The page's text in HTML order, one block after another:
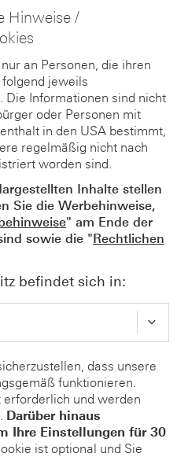
Hinweise /
an Personen, die ihren
jeweils
Die Informationen sind nicht
oder Personen mit
in den USA bestimmt,
regelmäßig nicht nach
worden sind.
Inhalte stellen
Sie die Werbehinweise,
" am Ende der
sowie die "Rechtlichen
befindet sich in:
dass unsere
funktionieren.
erforderlich und werden
Darüber hinaus
Ihre Einstellungen für 30
ist optional und Sie